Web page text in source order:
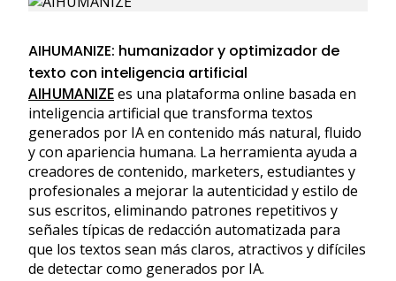
AIHUMANIZE: humanizador y optimizador de
texto con inteligencia artificial
AIHUMANIZEes una plataforma online basada en
inteligencia artificial que transforma textos
generados por IA en contenido más natural, fluido
y con apariencia humana. La herramienta ayuda a
creadores de contenido, marketers, estudiantes y
profesionales a mejorar la autenticidad y estilo de
sus escritos, eliminando patrones repetitivos y
señales típicas de redacción automatizada para
que los textos sean más claros, atractivos y difíciles
de detectar como generados por IA.